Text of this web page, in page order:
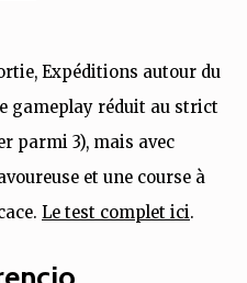
Expéditions autour du
gameplay réduit au strict
parmi 3), mais avec
et une course à
Le test complet ici.